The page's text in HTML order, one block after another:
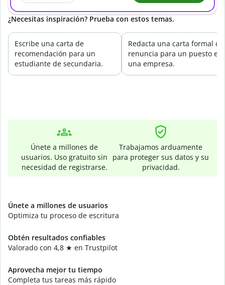
¿Necesitas inspiración? Prueba con estos temas.
Escribe una carta de
recomendación para un
estudiante de secundaria.
Redacta una carta formal de
renuncia para un puesto en
una empresa.
Únete a millones de
usuarios. Uso gratuito sin
necesidad de registrarse.
Trabajamos arduamente
para proteger sus datos y su
privacidad.
Únete a millones de usuarios
Optimiza tu proceso de escritura
Obtén resultados confiables
Valorado con 4,8 ★ en Trustpilot
Aprovecha mejor tu tiempo
Completa tus tareas más rápido